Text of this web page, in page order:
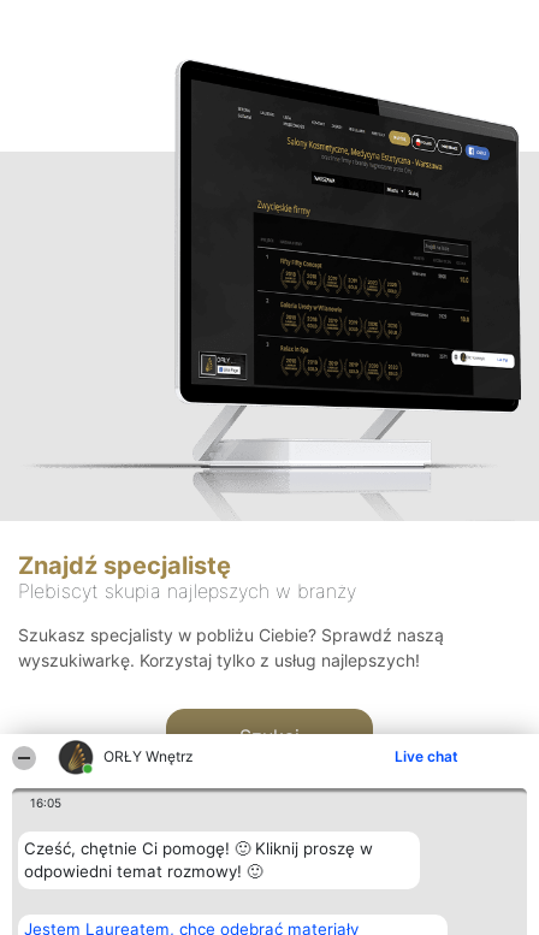
ORŁY Wnętrz Live chat
16:05
Cześć, chętnie Ci pomogę! 🙂 Kliknij proszę w
odpowiedni temat rozmowy! 🙂
Jestem Laureatem, chcę odebrać materiały
Znajdź specjalistę
Plebiscyt skupia najlepszych w branży
Szukasz specjalisty w pobliżu Ciebie? Sprawdź naszą
wyszukiwarkę. Korzystaj tylko z usług najlepszych!
Szukaj
Organizator plebiscytu
Bright Side Solutions sp. z o.
Plebiscyt
Laureaci
Kontakt
Kontakt